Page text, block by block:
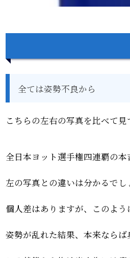
全ては姿勢不良から
こちらの左右の写真を比べて見
全日本ヨット選手権四連覇の本
左の写真との違いは分かるでし
個人差はありますが、このよ
姿勢が乱れた結果、本来なら